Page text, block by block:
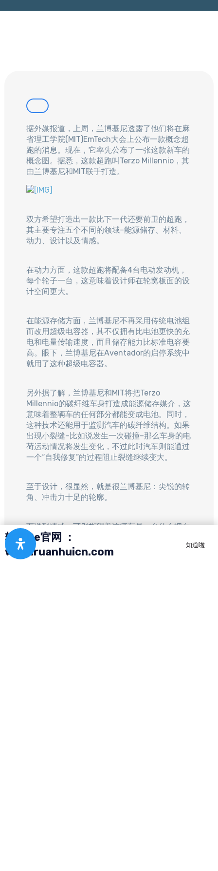
据外媒报道，上周，兰博基尼透露了他们将在麻
省理工学院(MIT)EmTech大会上公布一款概念超
跑的消息。现在，它率先公布了一张这款新车的
概念图。据悉，这款超跑叫Terzo Millennio，其
由兰博基尼和MIT联手打造。
双方希望打造出一款比下一代还要前卫的超跑，
其主要专注五个不同的领域–能源储存、材料、
动力、设计以及情感。​
在动力方面，这款超跑将配备4台电动发动机，
每个轮子一台，这意味着设计师在轮窝板面的设
计空间更大。​
在能源存储方面，兰博基尼不再采用传统电池组
而改用超级电容器，其不仅拥有比电池更快的充
电和电量传输速度，而且储存能力比标准电容要
高。眼下，兰博基尼在Aventador的启停系统中
就用了这种超级电容器。​
另外据了解，兰博基尼和MIT将把Terzo
Millennio的碳纤维车身打造成能源储存媒介，这
意味着整辆车的任何部分都能变成电池。同时，
这种技术还能用于监测汽车的碳纤维结构。如果
出现小裂缝–比如说发生一次碰撞–那么车身的电
荷运动情况将发生变化，不过此时汽车则能通过
一个“自我修复”的过程阻止裂缝继续变大。​
至于设计，很显然，就是很兰博基尼：尖锐的转
角、冲击力十足的轮廓。​
而说到情感，可别指望着这辆车是一台什么拥有
自动驾驶能力的机器，Terzo Millennico确实有
一定的自动化功能，但它们的存在则是为了帮助
驾驶者成为一个更好的司机。​
软慧De官网 ：
www.ruanhuicn.com
知道啦